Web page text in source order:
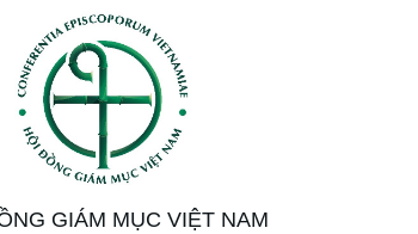
GIÁM MỤC VIỆT NAM